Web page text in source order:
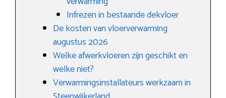
Infrezen in bestaande dekvloer
De kosten van vloerverwarming
augustus 2026
Welke afwerkvloeren zijn geschikt en
welke niet?
Verwarmingsinstallateurs werkzaam in